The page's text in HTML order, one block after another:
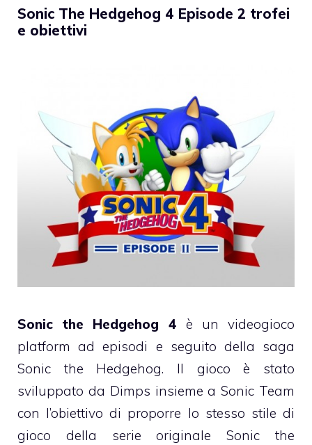
Sonic The Hedgehog 4 Episode 2 trofei
e obiettivi
Sonic the Hedgehog 4 è un videogioco
platform ad episodi e seguito della saga
Sonic the Hedgehog. Il gioco è stato
sviluppato da Dimps insieme a Sonic Team
con l’obiettivo di proporre lo stesso stile di
gioco della serie originale Sonic the